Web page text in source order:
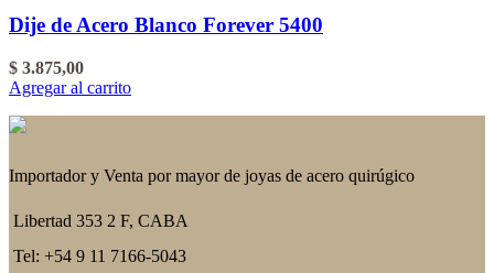
Dije de Acero Blanco Forever 5400
$ 3.875,00
Agregar al carrito
Importador y Venta por mayor de joyas de acero quirúgico
Libertad 353 2 F, CABA
Tel: +54 9 11 7166-5043